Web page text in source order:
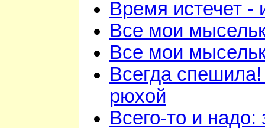
Время истечет -
Все мои
Все мои
Всегда
рюхой
Всего-то и надо: